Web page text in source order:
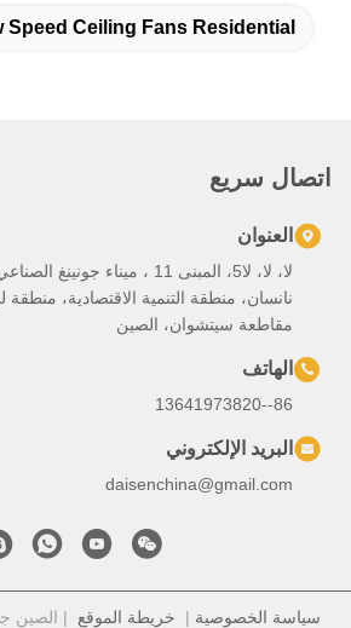
High Volume Low Speed
لا، لا، لا5، المبنى 11 ، ميناء جونينغ الصناعي الدولي ، لا.117شارع
منطقة لونقواني، تشينغدو،
| الصين جودة جيدة مروحة سقف